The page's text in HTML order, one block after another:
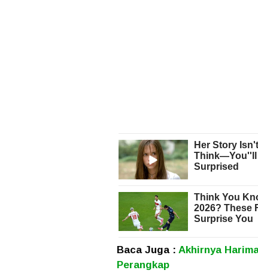
Baca Juga : Akhirnya
Perangkap